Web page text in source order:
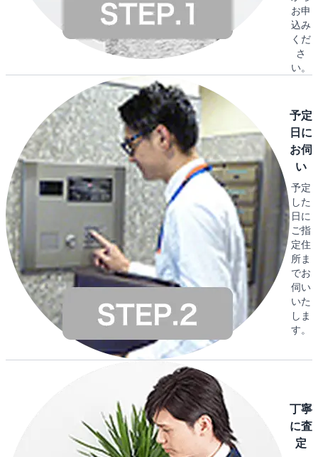
お申
込み
くだ
さ
い。
予定
日に
お伺
い
予定
した
日に
ご指
定住
所ま
でお
伺い
いた
しま
す。
丁寧
に査
定